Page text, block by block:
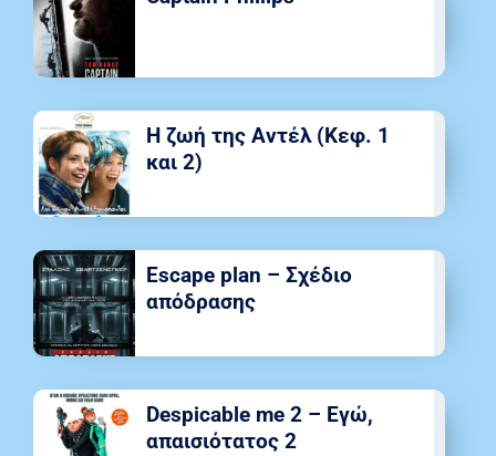
Η ζωή της Αντέλ (Κεφ. 1
και 2)
Escape plan – Σχέδιο
απόδρασης
Despicable me 2 – Εγώ,
απαισιότατος 2